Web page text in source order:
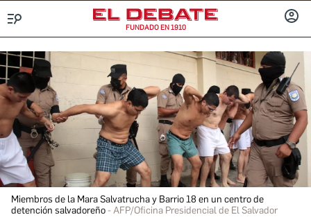
FUNDADO EN 1910
Miembros de la Mara Salvatrucha y Barrio 18 en un centro de
detención salvadoreño
AFP/Oficina Presidencial de El Salvador